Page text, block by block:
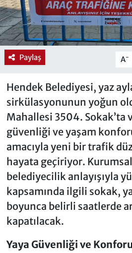
Paylaş A-
Hendek Belediyesi, yaz
sirkülasyonunun yoğun
Mahallesi 3504. Sokak’ta
güvenliği ve yaşam
amacıyla yeni bir trafik
hayata geçiriyor.
belediyecilik anlayışıyla
kapsamında ilgili sokak,
boyunca belirli saatlerde
kapatılacak.
Yaya Güvenliği ve